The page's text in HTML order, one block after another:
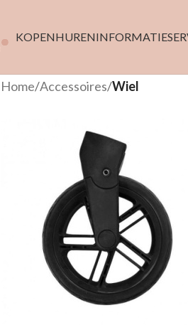
KOPENHURENINFORMATIE
Home/Accessoires/Wiel